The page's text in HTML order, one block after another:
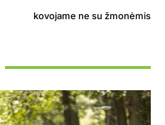
kovojame ne su žmonėmis